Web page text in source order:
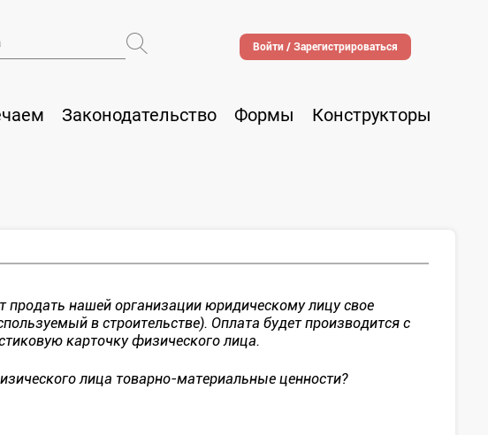
Войти / Зарегистрироваться
Законодательство Формы
Конструкторы
продать нашей организации юридическому лицу свое
в строительстве). Оплата будет производится с
карточку физического лица.
лица товарно-материальные ценности?